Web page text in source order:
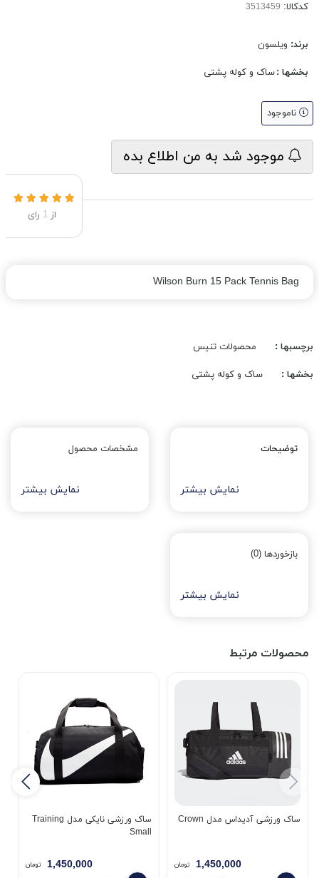
کدکالا:
برند: ویلسون
بخشها :ساک و کوله پشتی
ناموجود
موجود شد به من اطلاع بده
از 1 رای
Wilson Burn 15 Pack Tennis Bag
برچسبها : محصولات تنیس
بخشها : ساک و کوله پشتی
توضیحات
نمایش بیشتر
مشخصات محصول
نمایش بیشتر
بازخوردها (0)
نمایش بیشتر
محصولات مرتبط
ساک ورزشی آدیداس مدل Crown
1,450,000 تومان
ساک ورزشی نایکی مدل Training
Small
1,450,000 تومان